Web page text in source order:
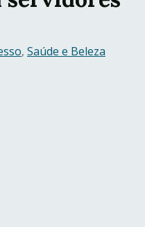
, Saúde e Beleza